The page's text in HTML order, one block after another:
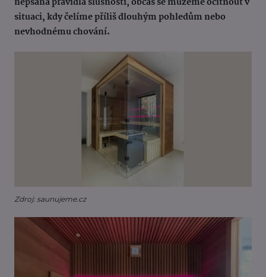
situaci, kdy čelíme příliš dlouhým pohledům nebo
nevhodnému chování.
Zdroj: saunujeme.cz